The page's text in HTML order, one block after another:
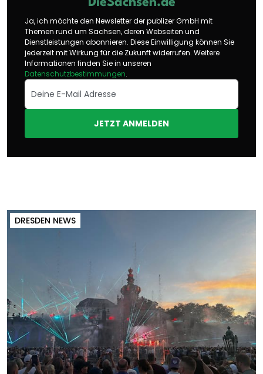
DieSachsen.de
Ja, ich möchte den Newsletter der publizer GmbH mit
Themen rund um Sachsen, deren Webseiten und
Dienstleistungen abonnieren. Diese Einwilligung können Sie
jederzeit mit Wirkung für die Zukunft widerrufen. Weitere
Informationen finden Sie in unseren
Datenschutzbestimmungen.
JETZT ANMELDEN
DRESDEN NEWS